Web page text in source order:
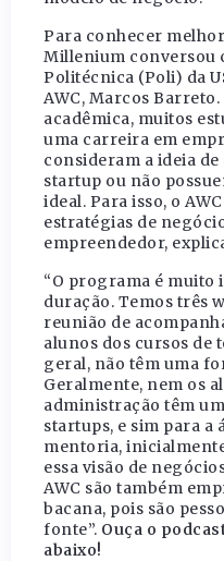
Para conhecer
Millenium conversou
Politécnica (Poli) da
AWC, Marcos
acadêmica, muitos
uma carreira em
consideram a ideia
startup ou não
ideal. Para isso, o
estratégias de
empreendedor,
“O programa é muito
duração. Temos três
reunião de
alunos dos cursos de
geral, não têm uma
Geralmente, nem os
administração têm
startups, e sim para a
mentoria,
essa visão de
AWC são também
bacana, pois são
fonte”. Ouça o
abaixo!